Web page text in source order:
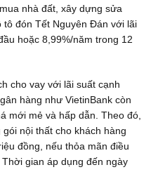
nhà đất, xây dựng sửa
đón Tết Nguyên Đán với lãi
hoặc 8,99%/năm trong 12
cho vay với lãi suất cạnh
hàng như VietinBank còn
mới mẻ và hấp dẫn. Theo đó,
nội thất cho khách hàng
đồng, nếu thỏa mãn điều
gian áp dụng đến ngày